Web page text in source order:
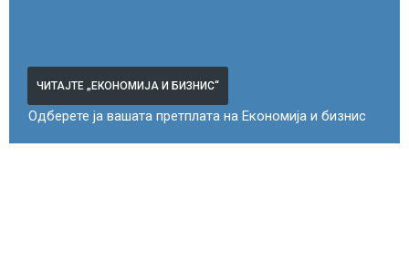
ЧИТАЈТЕ „ЕКОНОМИЈА И БИЗНИС“
Одберете ја вашата претплата на Економија и бизнис